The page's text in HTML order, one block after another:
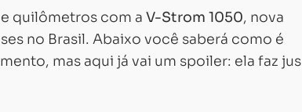
quilômetros com a V-Strom 1050, nova
no Brasil. Abaixo você saberá como é
mas aqui já vai um spoiler: ela faz jus